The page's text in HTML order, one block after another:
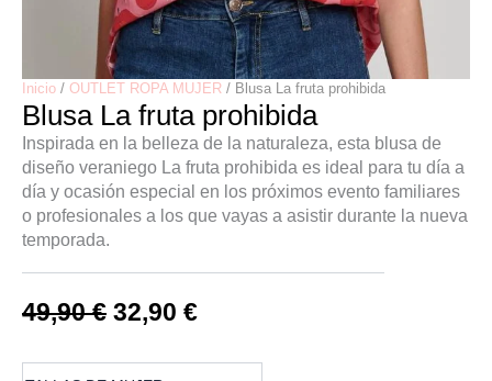
Inicio / OUTLET ROPA MUJER / Blusa La fruta prohibida
Blusa La fruta prohibida
Inspirada en la belleza de la naturaleza, esta blusa de
diseño veraniego La fruta prohibida es ideal para tu día a
día y ocasión especial en los próximos evento familiares
o profesionales a los que vayas a asistir durante la nueva
temporada.
49,90€ 32,90 €